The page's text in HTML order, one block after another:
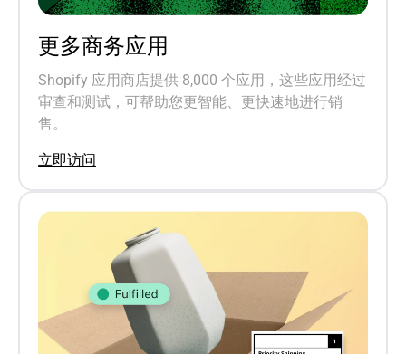
更多商务应用
Shopify 应用商店提供 8,000 个应用，这些应用经过
审查和测试，可帮助您更智能、更快速地进行销
售。
立即访问